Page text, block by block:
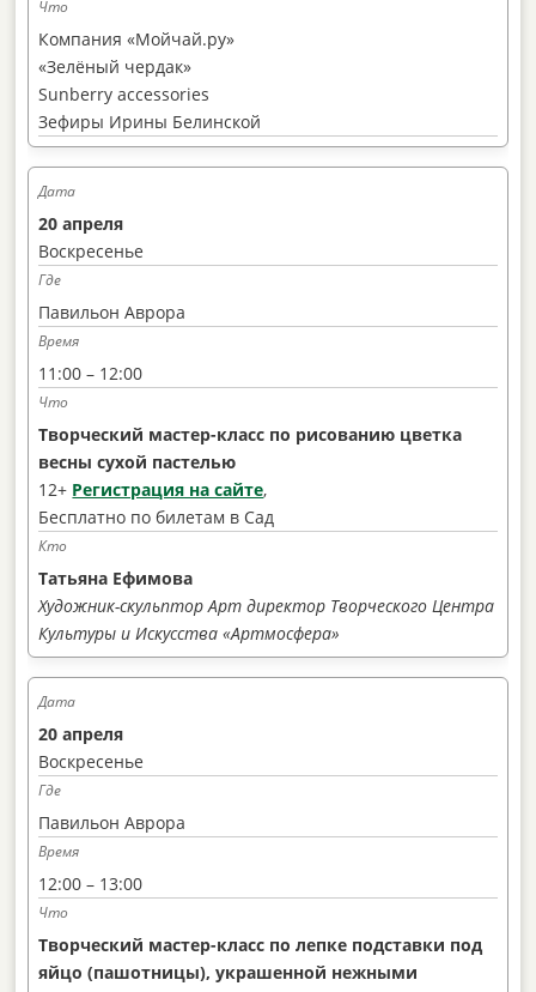
Компания «Мойчай.ру»
«Зелёный чердак»
Sunberry accessories
Зефиры Ирины Белинской
20 апреля
Воскресенье
Павильон Аврора
11:00 – 12:00
Творческий мастер-класс по рисованию цветка
весны сухой пастелью
12+ Регистрация на сайте,
Бесплатно по билетам в Сад
Татьяна Ефимова
Художник-скульптор Арт директор Творческого Центра
Культуры и Искусства «Артмосфера»
20 апреля
Воскресенье
Павильон Аврора
12:00 – 13:00
Творческий мастер-класс по лепке подставки под
яйцо (пашотницы), украшенной нежными